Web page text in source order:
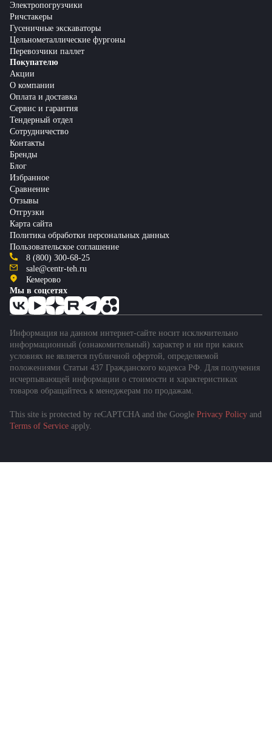
Электропогрузчики
Ричстакеры
Гусеничные экскаваторы
Цельнометаллические фургоны
Перевозчики паллет
Покупателю
Акции
О компании
Оплата и доставка
Сервис и гарантия
Тендерный отдел
Сотрудничество
Контакты
Бренды
Блог
Избранное
Сравнение
Отзывы
Отгрузки
Карта сайта
Политика обработки персональных данных
Пользовательское соглашение
8 (800) 300-68-25
sale@centr-teh.ru
Кемерово
Мы в соцсетях
Информация на данном интернет-сайте носит исключительно
информационный (ознакомительный) характер и ни при каких
условиях не является публичной офертой, определяемой
положениями Статьи 437 Гражданского кодекса РФ. Для получения
исчерпывающей информации о стоимости и характеристиках
товаров обращайтесь к менеджерам по продажам.
This site is protected by reCAPTCHA and the Google Privacy Policy and
Terms of Service apply.